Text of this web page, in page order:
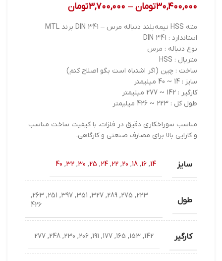
۳۰,۴۰۰,۰۰۰تومان – ۳,۷۰۰,۰۰۰تومان
مته HSS نیمه‌بلند دنباله مرس – DIN 341 برند MTL
استاندارد : DIN 341
نوع دنباله : مرس
متریال : HSS
ساخت : چین (اگر اشتباه است بگو اصلاح کنم)
سایز : 14 ~ 40 میلیمتر
کارگیر : 142 ~ 277 میلیمتر
طول کل : 223 ~ 426 میلیمتر
مناسب سوراخکاری دقیق در فلزات، با کیفیت ساخت مناسب
و کارایی بالا برای مصارف صنعتی و کارگاهی.
سایز 14
,
16
,
18
,
20
,
22
,
24
,
25
,
30
,
32
,
40
طول
223, 275, 289, 327, 351, 397, 251, 263,
426
کارگیر 142, 153, 165, 177, 191, 206, 230, 248, 277